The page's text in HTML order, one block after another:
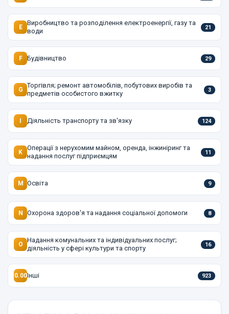
E
Виробництво та розподілення електроенергії, газу та
води
21
F Будівництво 29
G
Торгівля; ремонт автомобілів, побутових виробів та
предметів особистого вжитку
3
I Діяльність транспорту та зв'язку 124
K
Операції з нерухомим майном, оренда, інжиніринг та
надання послуг підприємцям
11
M Освіта 9
N Охорона здоров'я та надання соціальної допомоги 8
O
Надання комунальних та індивідуальних послуг;
діяльність у сфері культури та спорту
16
0.00Інші 923